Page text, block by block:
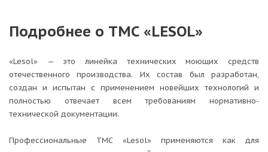
Подробнее о ТМС «LESOL»
«Lesol» — это линейка технических моющих средств
отечественного производства. Их состав был разработан,
создан и испытан с применением новейших технологий и
полностью отвечает всем требованиям нормативно-
технической документации.
Профессиональные ТМС «Lesol» применяются как для